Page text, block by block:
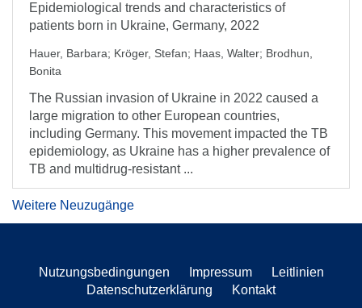
Epidemiological trends and characteristics of
patients born in Ukraine, Germany, 2022
Hauer, Barbara; Kröger, Stefan; Haas, Walter; Brodhun,
Bonita
The Russian invasion of Ukraine in 2022 caused a
large migration to other European countries,
including Germany. This movement impacted the TB
epidemiology, as Ukraine has a higher prevalence of
TB and multidrug-resistant ...
Weitere Neuzugänge
Nutzungsbedingungen Impressum
Leitlinien
Datenschutzerklärung
Kontakt